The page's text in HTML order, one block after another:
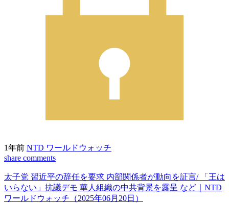
1年前 NTD ワールドウォッチ
share comments
太子党 習近平の辞任を要求 内部関係者が動向を証言/ 「王は
いらない」抗議デモ 華人組織の中共背景を露呈 など｜NTD
ワールドウォッチ（2025年06月20日）